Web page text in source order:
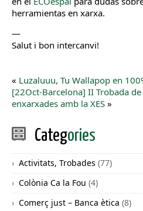
herramientas en xarxa.
—
Salut i bon intercanvi!
« Luzaluuu, Tu Wallapop en
[22Oct-Barcelona] II Trobada
enxarxades amb la XES »
Categories
Activitats, Trobades (77)
Colònia Ca la Fou (4)
Comerç just – Banca ètica (8)